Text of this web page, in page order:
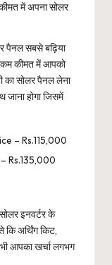
में अपना सोलर
पैनल सबसे बढ़िया
कीमत में आपको
का सोलर पैनल लेना
होगा जिसमें
– Rs.115,000
Rs.135,000
इनवर्टर के
कि अर्थिंग किट,
आपका खर्चा लगभग